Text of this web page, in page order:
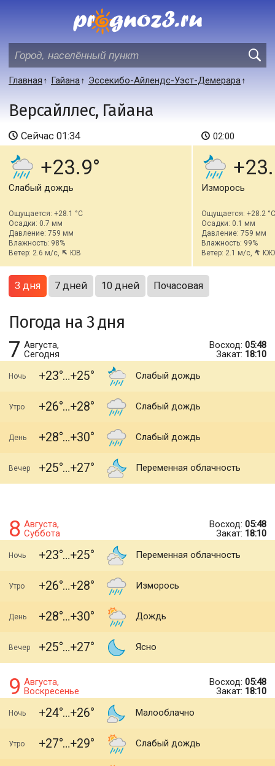
Главная Гайана Эссекибо-Айлендс-Уэст-Демерара
Версайллес, Гайана
Сейчас 01:34
+23.9
Слабый дождь
Ощущается: +28.1 °C
Осадки: 0.7 мм
Давление: 759 мм
Влажность: 98%
Ветер: 2.6 м/с,
ЮВ
02:00
Изморось
Ощущается: +28.2 °C
Осадки: 0.1 мм
Давление: 759 мм
Влажность: 99%
Ветер: 2.1 м/с,
3 дня 7 дней 10 дней Почасовая
Погода на 3 дня
7 Августа,
Сегодня
Восход: 05:48
Закат: 18:10
Ночь +23 +25 Слабый дождь
Утро +26 +28 Слабый дождь
День +28 +30 Слабый дождь
Вечер +25 +27 Переменная облачность
8 Августа,
Суббота
Восход: 05:48
Закат: 18:10
Ночь +23 +25 Переменная облачность
Утро +26 +28 Изморось
День +28 +30 Дождь
Вечер +25 +27 Ясно
9 Августа,
Воскресенье
Восход: 05:48
Закат: 18:10
Ночь +24 +26 Малооблачно
Утро +27 +29 Слабый дождь